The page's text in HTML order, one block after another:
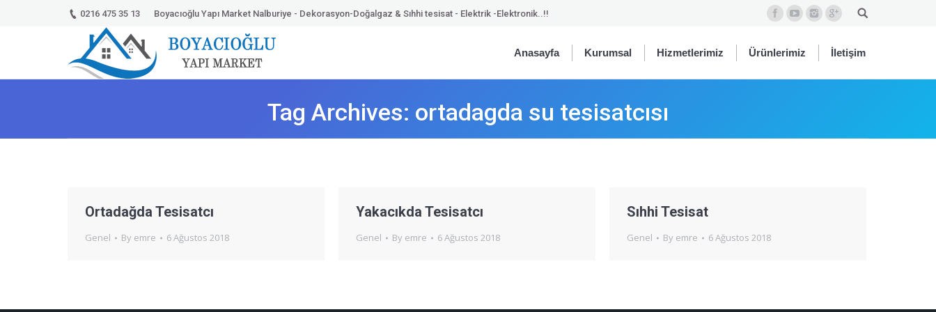
0216 475 35 13 Boyacıoğlu Yapı Market Nalburiye - Dekorasyon-Doğalgaz & Sıhhi tesisat - Elektrik -Elektronik..!!
Anasayfa Kurumsal Hizmetlerimiz Ürünlerimiz İletişim
Tag Archives: ortadagda su tesisatcısı
Ortadağda Tesisatcı
Genel By emre 6 Ağustos 2018
Yakacıkda Tesisatcı
Genel By emre 6 Ağustos 2018
Sıhhi Tesisat
Genel By emre 6 Ağustos 2018